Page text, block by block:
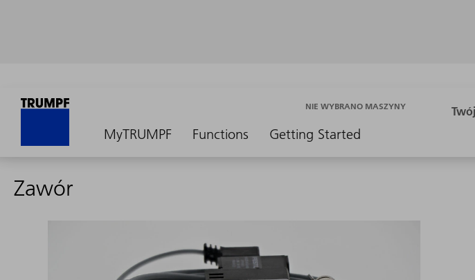
MyTRUMPF Functions Getting Started
NIE WYBRANO MASZYNY
Zawór